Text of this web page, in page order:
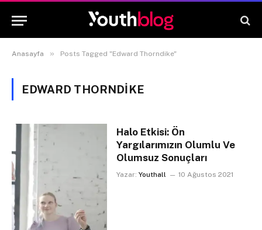
Anasayfa » Posts Tagged "Edward Thorndike"
EDWARD THORNDIKE
Halo Etkisi: Ön
Yargılarımızın Olumlu Ve
Olumsuz Sonuçları
Yazar: Youthall 10 Ağustos 2021